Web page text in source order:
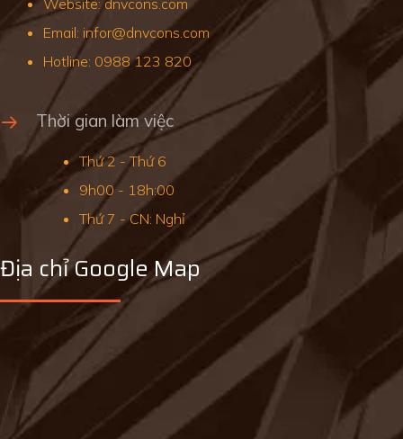
Website: dnvcons.com
Email: infor@dnvcons.com
Hotline: 0988 123 820
Thời gian làm việc
Thứ 2 - Thứ 6
9h00 - 18h:00
Thứ 7 - CN: Nghỉ
Địa chỉ Google Map